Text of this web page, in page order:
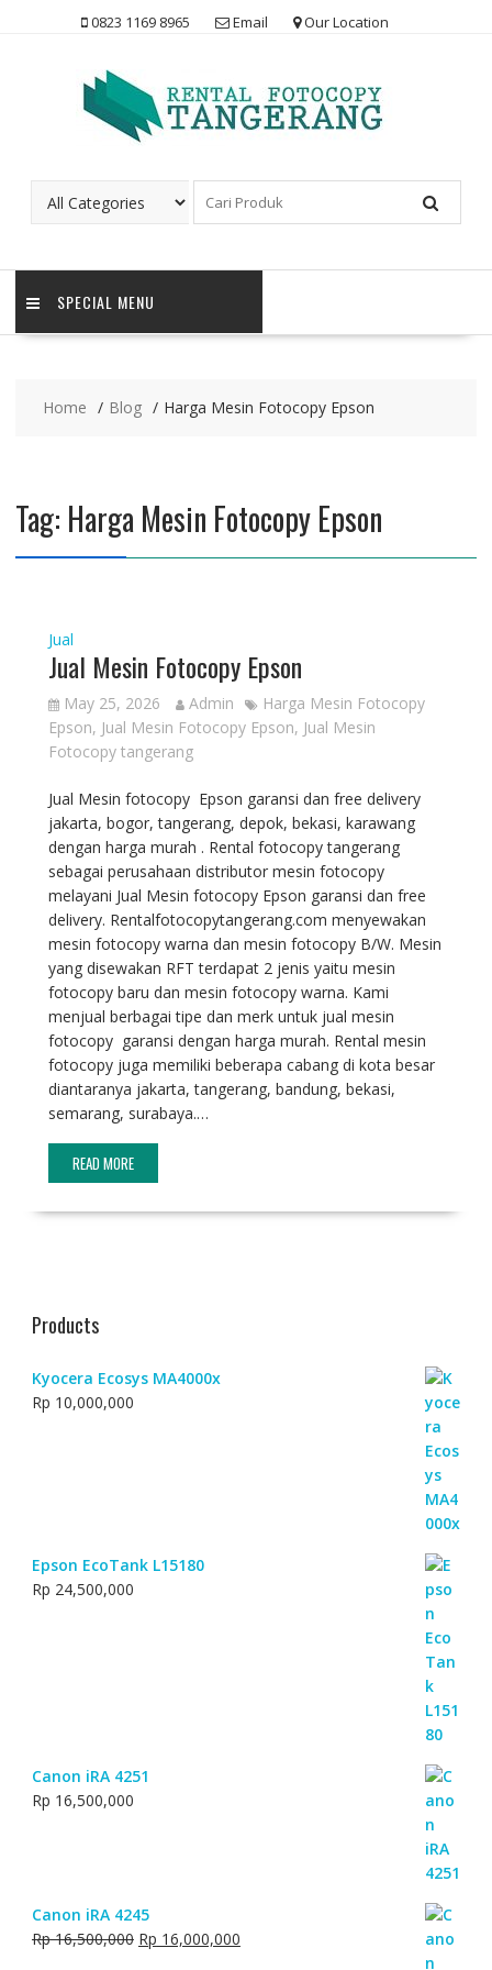
0823 1169 8965 Email Our Location
SPECIAL MENU
Home Blog Harga Mesin Fotocopy Epson
Tag: Harga Mesin Fotocopy Epson
Jual
Jual Mesin Fotocopy Epson
May 25, 2026 Admin
Harga Mesin Fotocopy
Epson, Jual Mesin Fotocopy Epson, Jual Mesin
Fotocopy tangerang
Jual Mesin fotocopy Epson garansi dan free delivery
jakarta, bogor, tangerang, depok, bekasi, karawang
dengan harga murah . Rental fotocopy tangerang
sebagai perusahaan distributor mesin fotocopy
melayani Jual Mesin fotocopy Epson garansi dan free
delivery. Rentalfotocopytangerang.com menyewakan
mesin fotocopy warna dan mesin fotocopy B/W. Mesin
yang disewakan RFT terdapat 2 jenis yaitu mesin
fotocopy baru dan mesin fotocopy warna. Kami
menjual berbagai tipe dan merk untuk jual mesin
fotocopy garansi dengan harga murah. Rental mesin
fotocopy juga memiliki beberapa cabang di kota besar
diantaranya jakarta, tangerang, bandung, bekasi,
semarang, surabaya.…
READ MORE
Products
Kyocera Ecosys MA4000x
Rp 10,000,000
Epson EcoTank L15180
Rp 24,500,000
Canon iRA 4251
Rp 16,500,000
Canon iRA 4245
Rp16,500,000 Original
Rp 16,000,000Current